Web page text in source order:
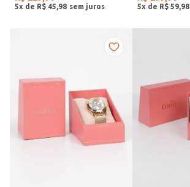
5x de R$ 45 98 5x de R$ 59 98